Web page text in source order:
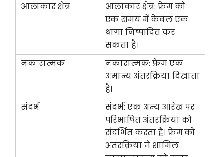
आलाकार क्षेत्र
आलाकार क्षेत्र: फ्रेम को
एक समय में केवल एक
धागा निष्पादित कर
सकता है।
नकारात्मक
नकारात्मक: फ्रेम एक
अमान्य अंतरक्रिया दिखाता
है।
संदर्भ
संदर्भ: एक अन्य आरेख पर
परिभाषित अंतरक्रिया को
संदर्भित करता है। फ्रेम को
अंतरक्रिया में शामिल